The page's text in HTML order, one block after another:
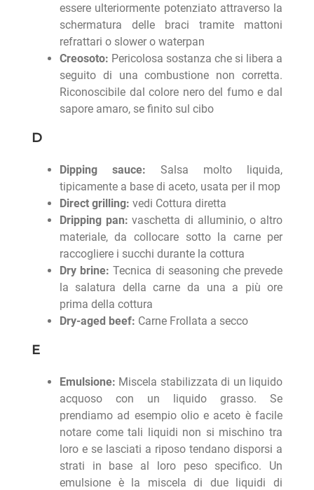
essere ulteriormente potenziato attraverso la
schermatura delle braci tramite mattoni
refrattari o slower o waterpan
Creosoto: Pericolosa sostanza che si libera a
seguito di una combustione non corretta.
Riconoscibile dal colore nero del fumo e dal
sapore amaro, se finito sul cibo
D
Dipping sauce: Salsa molto liquida,
tipicamente a base di aceto, usata per il mop
Direct grilling: vedi Cottura diretta
Dripping pan:vaschetta di alluminio, o altro
materiale, da collocare sotto la carne per
raccogliere i succhi durante la cottura
Dry brine: Tecnica di seasoning che prevede
la salatura della carne da una a più ore
prima della cottura
Dry-aged beef: Carne Frollata a secco
E
Emulsione: Miscela stabilizzata di un liquido
acquoso con un liquido grasso. Se
prendiamo ad esempio olio e aceto è facile
notare come tali liquidi non si mischino tra
loro e se lasciati a riposo tendano disporsi a
strati in base al loro peso specifico. Un
emulsione è la miscela di due liquidi di